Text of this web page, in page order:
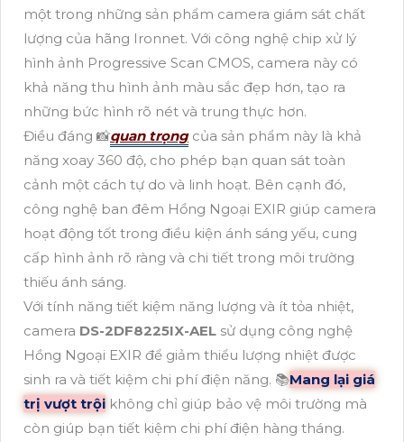
một trong những sản phẩm camera giám sát chất
lượng của hãng Ironnet. Với công nghệ chip xử lý
hình ảnh Progressive Scan CMOS, camera này có
khả năng thu hình ảnh màu sắc đẹp hơn, tạo ra
những bức hình rõ nét và trung thực hơn.
Điều đáng 📸quan trọngcủa sản phẩm này là khả
năng xoay 360 độ, cho phép bạn quan sát toàn
cảnh một cách tự do và linh hoạt. Bên cạnh đó,
công nghệ ban đêm Hồng Ngoại EXIR giúp camera
hoạt động tốt trong điều kiện ánh sáng yếu, cung
cấp hình ảnh rõ ràng và chi tiết trong môi trường
thiếu ánh sáng.
Với tính năng tiết kiệm năng lượng và ít tỏa nhiệt,
camera DS-2DF8225IX-AEL sử dụng công nghệ
Hồng Ngoại EXIR để giảm thiểu lượng nhiệt được
sinh ra và tiết kiệm chi phí điện năng. 📚Mang lại giá
trị vượt trội không chỉ giúp bảo vệ môi trường mà
còn giúp bạn tiết kiệm chi phí điện hàng tháng.